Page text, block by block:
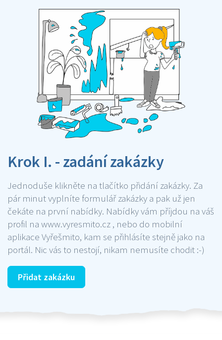
Krok I. - zadání zakázky
Jednoduše klikněte na tlačítko přidání zakázky. Za
pár minut vyplníte formulář zakázky a pak už jen
čekáte na první nabídky. Nabídky vám příjdou na váš
profil na www.vyresmito.cz , nebo do mobilní
aplikace Vyřešmito, kam se přihlásíte stejně jako na
portál. Nic vás to nestojí, nikam nemusíte chodit :-)
Přidat zakázku